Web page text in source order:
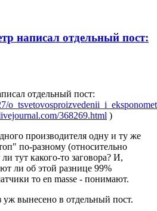
написал отдельный пост:
отдельный пост:
368269.html )
производителя одну и ту же
по-разному (относительно
тут какого-то заговора? И,
ли об этой разнице 99%
то en masse - понимают.
вынесено в отдельный пост.